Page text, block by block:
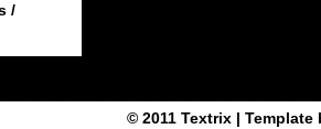
/
© 2011 Textrix| Template